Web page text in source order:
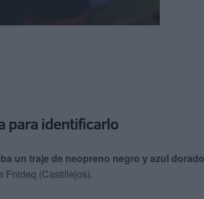
para identificarlo
un traje de neopreno negro y azul dorado
Fnideq (Castillejos).